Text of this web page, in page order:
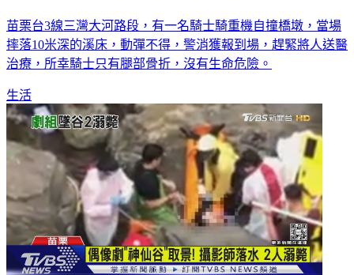
苗栗台3線三灣大河路段，有一名騎士騎重機自撞橋墩，當場
摔落10米深的溪床，動彈不得，警消獲報到場，趕緊將人送醫
治療，所幸騎士只有腿部骨折，沒有生命危險。
生活